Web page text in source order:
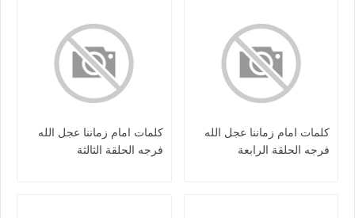
كلمات امام زماننا عجل الله
فرجه الحلقة الرابعة
كلمات امام زماننا عجل الله
فرجه الحلقة الثالثة